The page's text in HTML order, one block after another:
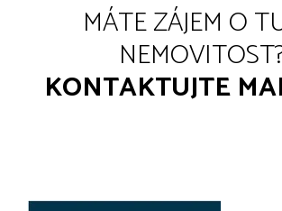
MÁTE ZÁJEM O
KONTAKTUJTE